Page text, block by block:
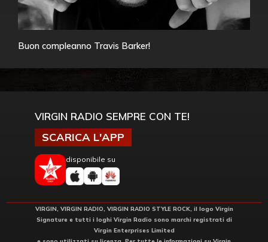
Buon compleanno Travis Barker!
VIRGIN RADIO SEMPRE CON TE!
SCARICA L'APP
disponibile su
VIRGIN, VIRGIN RADIO, VIRGIN RADIO STYLE ROCK, il logo Virgin
Signature e tutti i loghi Virgin Radio sono marchi registrati di
Virgin Enterprises Limited